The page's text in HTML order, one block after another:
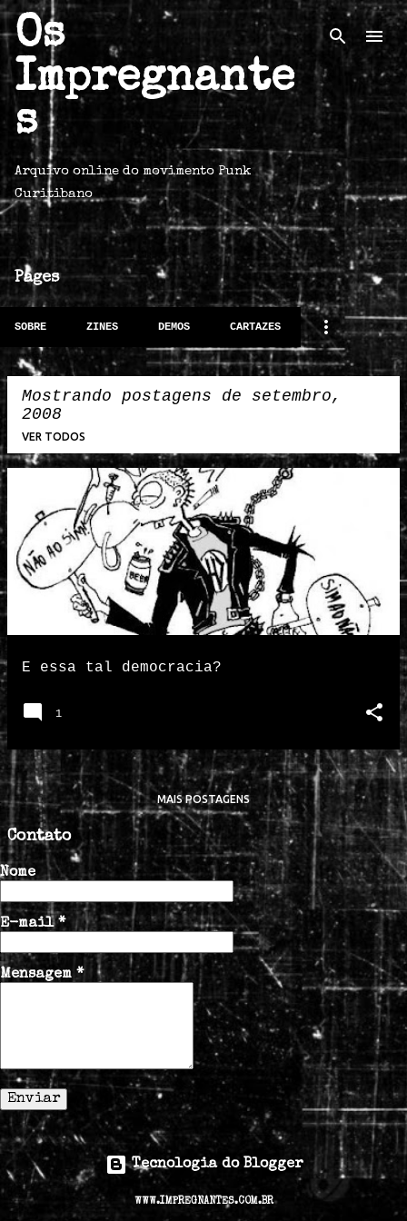
Pular para o conteúdo principal
Os
Impregnante
s
Arquivo online do movimento Punk
Curitibano
Pages
SOBRE ZINES DEMOS CARTAZES
Mostrando postagens de setembro,
2008
VER TODOS
P
o
s
a
g
n
s
E essa tal democracia?
1
MAIS POSTAGENS
Contato
Nome
E-mail*
Mensagem *
Tecnologia do Blogger
WWW.IMPREGNANTES.COM.BR